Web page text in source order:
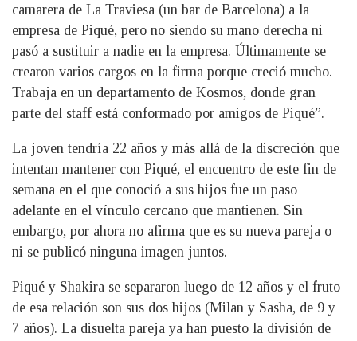
camarera de La Traviesa (un bar de Barcelona) a la
empresa de Piqué, pero no siendo su mano derecha ni
pasó a sustituir a nadie en la empresa. Últimamente se
crearon varios cargos en la firma porque creció mucho.
Trabaja en un departamento de Kosmos, donde gran
parte del staff está conformado por amigos de Piqué”.
La joven tendría 22 años y más allá de la discreción que
intentan mantener con Piqué, el encuentro de este fin de
semana en el que conoció a sus hijos fue un paso
adelante en el vínculo cercano que mantienen. Sin
embargo, por ahora no afirma que es su nueva pareja o
ni se publicó ninguna imagen juntos.
Piqué y Shakira se separaron luego de 12 años y el fruto
de esa relación son sus dos hijos (Milan y Sasha, de 9 y
7 años). La disuelta pareja ya han puesto la división de